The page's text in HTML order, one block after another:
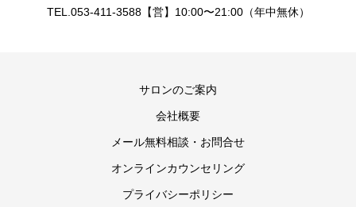
TEL.053-411-3588【営】10:00〜21:00（年中無休）
サロンのご案内
会社概要
メール無料相談・お問合せ
オンラインカウンセリング
プライバシーポリシー